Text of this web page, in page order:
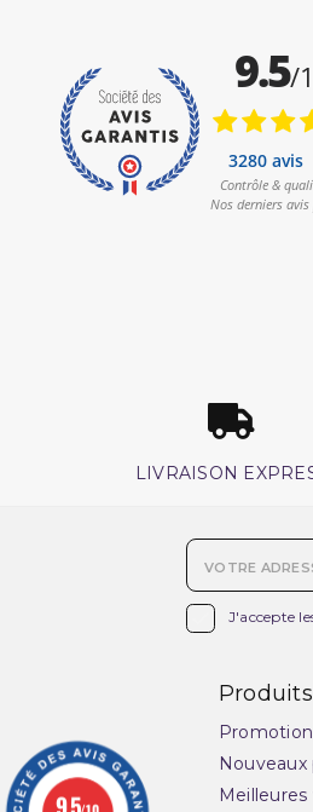
LIVRAISON
J'accepte
Produits
9.5